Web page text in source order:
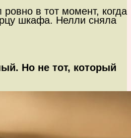
в тот момент, когда
шкафа. Нелли сняла
Но не тот, который